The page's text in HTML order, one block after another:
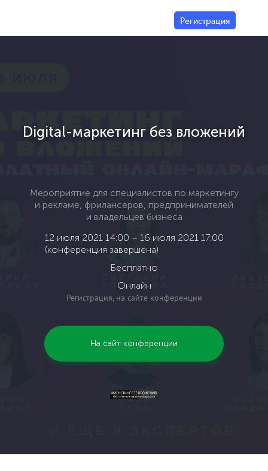
Регистрация
Digital-маркетинг без вложений
Мероприятие для специалистов по маркетингу
и рекламе, фрилансеров, предпринимателей
и владельцев бизнеса
12 июля 2021 14:00 – 16 июля 2021 17:00
(конференция завершена)
Бесплатно
Онлайн
Регистрация, на сайте конференции
На сайт конференции